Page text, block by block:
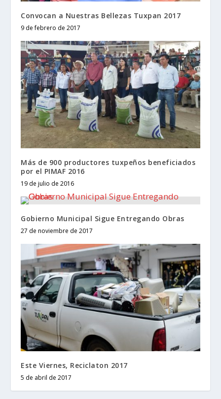
Convocan a Nuestras Bellezas Tuxpan 2017
9 de febrero de 2017
Más de 900 productores tuxpeños beneficiados
por el PIMAF 2016
19 de julio de 2016
Gobierno Municipal Sigue Entregando Obras
27 de noviembre de 2017
Este Viernes, Reciclaton 2017
5 de abril de 2017